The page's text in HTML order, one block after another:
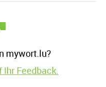
mywort.lu?
Ihr Feedback.